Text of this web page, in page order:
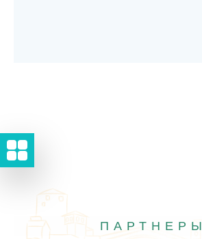
ПАРТНЕРЫ